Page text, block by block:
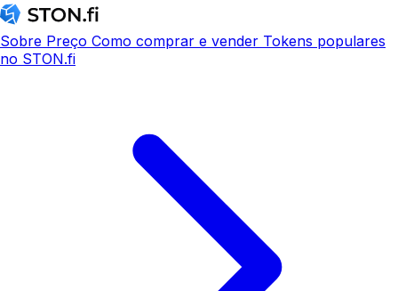
Sobre Preço Como comprar e vender Tokens populares
no STON.fi